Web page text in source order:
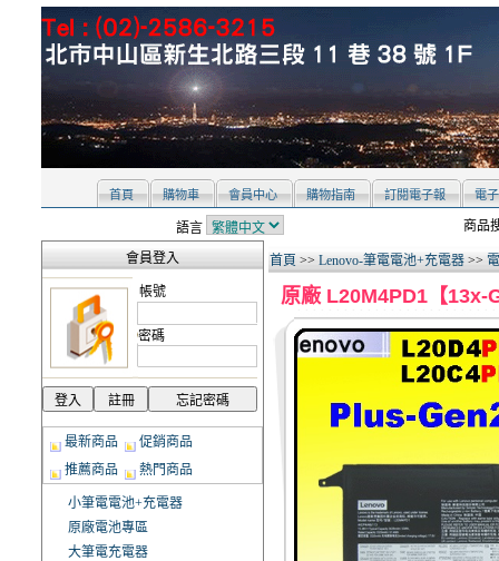
首頁 購物車 會員中心 購物指南 訂閱電子報 電
語言 商品
會員登入
帳號
密碼
最新商品
促銷商品
推薦商品
熱門商品
小筆電電池+充電器
原廠電池專區
大筆電充電器
首頁 >> Lenovo-筆電電池+充電器 >>
原廠 L20M4PD1【